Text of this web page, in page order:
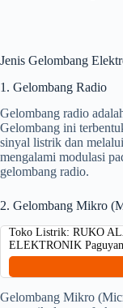
Jenis Gelombang
1. Gelombang Radio
Gelombang radio
Gelombang ini
sinyal listrik dan
mengalami modulasi
gelombang radio.
2. Gelombang Mikro
Toko Listrik: RUKO
ELEKTRONIK
Gelombang Mikro